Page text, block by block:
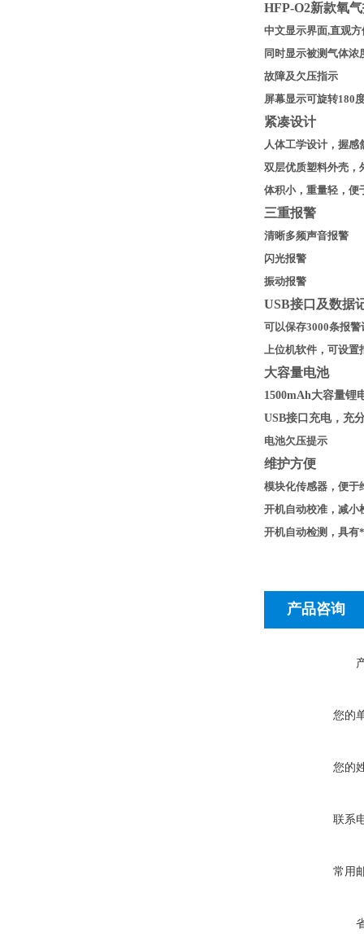
HFP-O2新款氧
中文显示界面,直观方
同时显示被测气体
故障及欠压指示
屏幕显示可旋转180
紧凑设计
人体工学设计，握感
双层优质塑料外壳，
体积小，重量轻，便
三重报警
清晰多频声音报警
闪光报警
振动报警
USB接口及数据
可以保存3000条报
上位机软件，可设置
大容量电池
1500mAh大容量锂
USB接口充电，充
电池欠压提示
维护方便
模块化传感器，便于
开机自动校准，减小
开机自动检测，具有
产品咨询
您的
您的
联系
常用